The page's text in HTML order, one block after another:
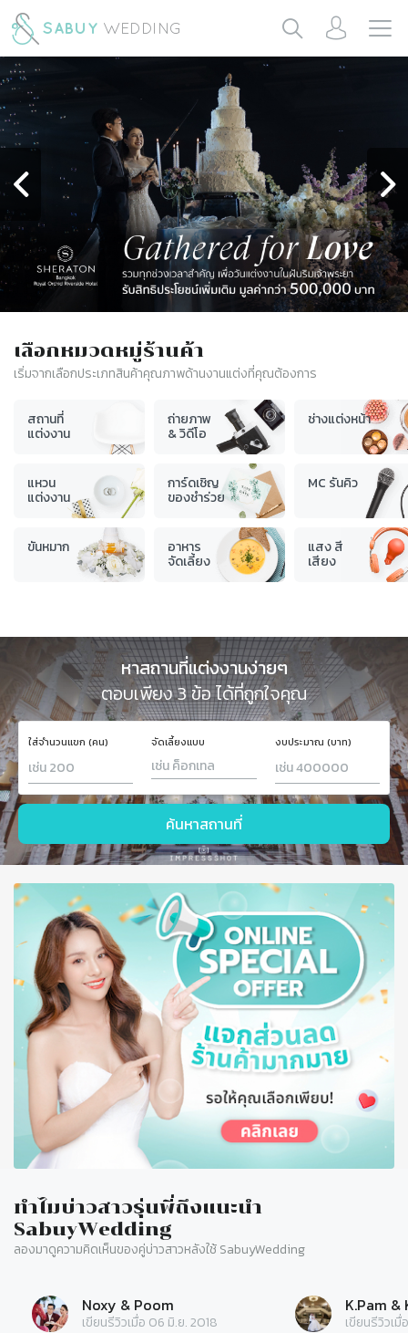
เลือกหมวดหมู่ร้านค้า
เริ่มจากเลือกประเภทสินค้าคุณภาพด้านงานแต่งที่คุณต้องการ
สถานที่
แต่งงาน
ถ่ายภาพ
& วิดีโอ
ช่างแต่งหน้า
แหวน
แต่งงาน
การ์ดเชิญ
ของชำร่วย
MC รันคิว
ขันหมาก อาหาร
จัดเลี้ยง
แสง สี
เสียง
หาสถานที่แต่งงานง่ายๆ
ตอบเพียง 3 ข้อ ได้ที่ถูกใจคุณ
ใส่จำนวนแขก (คน) จัดเลี้ยงแบบ
เช่น ค็อกเทล
ค็อกเทล
โต๊ะ
จีน
บุฟเฟ่ต์
งบประมาณ (บาท)
ค้นหาสถานที่
ทำไมบ่าวสาวรุ่นพี่ถึงแนะนำ
SabuyWedding
ลองมาดูความคิดเห็นของคู่บ่าวสาวหลังใช้ SabuyWedding
Noxy & Poom
เขียนรีวิวเมื่อ 06 มิ.ย. 2018
K.Pam &
เขียนรีวิวเมื่